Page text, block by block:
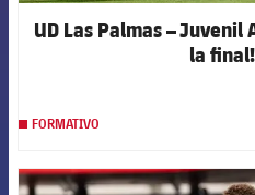
UD Las Palmas – Juvenil
la
FORMATIVO